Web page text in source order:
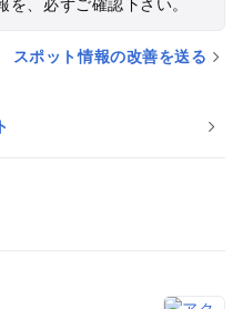
を、必ずご確認下さい。
スポット情報の改善を送る